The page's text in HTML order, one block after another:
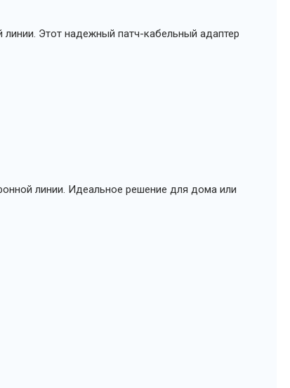
Этот надежный патч-кабельный адаптер
линии. Идеальное решение для дома или